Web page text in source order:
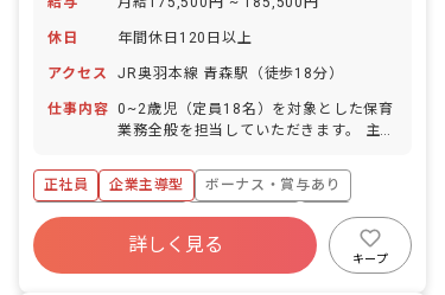
休日 年間休日120日以上
アクセス JR奥羽本線 青森駅（徒歩18分）
仕事内容 0~2歳児（定員18名）を対象とした保育
業務全般を担当していただきます。 主な
環境の整備（園内清掃など） ・保護者対
応（連絡帳の作成など） ・製作物などの
作成 その他: ・持ち帰り仕事はございま
せん。 ・保育記録などはICTシステムを
導入しており、業務効率化を図っていま
正社員 企業主導型
ボーナス・賞与あり
年間休日120日以上
社会保険完備
福利厚生充実
退職金制度
残業少なめ
詳しく見る
キープ